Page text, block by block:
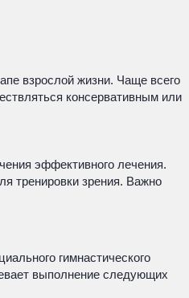
взрослой жизни. Чаще всего
консервативным или
эффективного лечения.
тренировки зрения. Важно
гимнастического
выполнение следующих